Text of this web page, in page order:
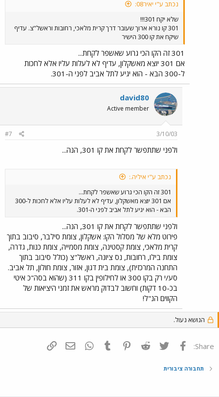
נכתב ע"י יאיר08:
שלא יקח 301!!!
301 קו נורא ארוך שעובר דרך קרית מלאכי, רחובות וראשל"צ. עדיף
שיקח את קו 300 הישיר
301 זה הקו הכי גרוע שאשפר לקחת...
אם 301 יוצא מאשקלון, עדיף לא לעלות עליו אלא לחכות
ל-300 הבא - הוא יגיע לתל אביב לפני ה-301.
david80
Active member
3/10/03
#7
ולפני שתתפשר לקחת את קו 301, הנה...
נכתב ע"י איליה.:
301 זה הקו הכי גרוע שאשפר לקחת...
אם 301 יוצא מאשקלון, עדיף לא לעלות עליו אלא לחכות ל-300
הבא - הוא יגיע לתל אביב לפני ה-301.
ולפני שתתפשר לקחת את קו 301, הנה...
פירוט מלא של מסלול הקו: אשקלון, צומת סילבר, סיבוב בתוך
קרית מלאכי, צומת קסטינה, צומת מסמייה, צומת כנות, גדרה,
צומת בילו, רחובות, נס ציונה, ראשל"צ (כולל סיבוב בתוך
התחנה המרכזית), צומת בית דגון, אזור, צומת חולון, תל אביב.
סע/י רק בקו 300 או לחילופין בקו 311 (שהוא בסה"כ איטי
בכ-10 דקות) וחשוב לבדוק מראש את זמני היציאות של
הקווים הנ"ל!
הנושא נעול.
Share: פייסבוק Twitter
Reddit
Pinterest
Tumblr
WhatsAppדואר אלקטרוני
תחבורה ציבורית